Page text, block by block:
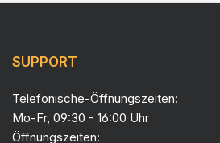
SUPPORT
Telefonische-Öffnungszeiten:
Mo-Fr, 09:30 - 16:00 Uhr
Öffnungszeiten: